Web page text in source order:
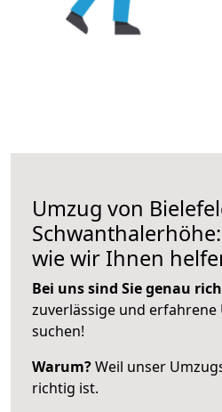
Umzug von
wie wir Ihnen
Bei uns sind Sie genau
zuverlässige und
suchen!
Warum?Weil unser
richtig ist.